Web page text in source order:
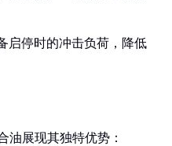
启停时的冲击负荷，降低
油展现其独特优势：